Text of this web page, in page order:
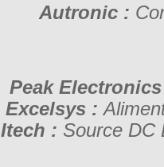
Autronic :
Peak
Excelsys :
Itech : Source DC